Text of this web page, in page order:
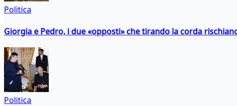
Politica
Giorgia e Pedro, i due «opposti» che tirando la corda
Politica